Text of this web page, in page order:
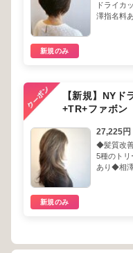
ドライカ
澤指名料
新規のみ
【新規】NYド
+TR+ファボン
27,225円
◆髪質改
5種のト
あり◆相
新規のみ